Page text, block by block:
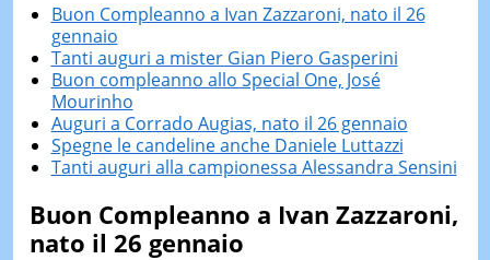
Buon Compleanno a Ivan Zazzaroni, nato il 26
gennaio
Tanti auguri a mister Gian Piero Gasperini
Buon compleanno allo Special One, José
Mourinho
Auguri a Corrado Augias, nato il 26 gennaio
Spegne le candeline anche Daniele Luttazzi
Tanti auguri alla campionessa Alessandra Sensini
Buon Compleanno a Ivan Zazzaroni,
nato il 26 gennaio